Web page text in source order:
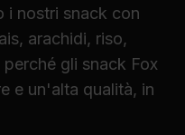
i nostri snack con
arachidi, riso,
gli snack Fox
e un'alta qualità, in